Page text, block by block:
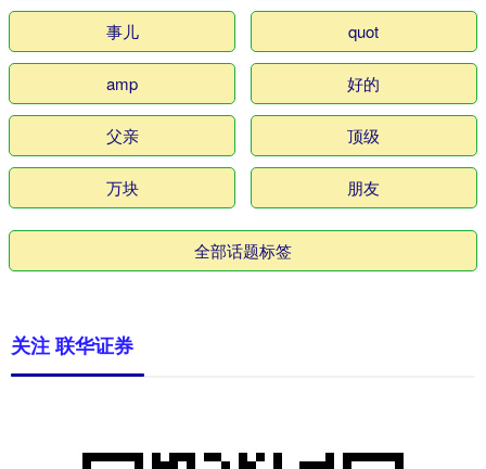
事儿 quot
amp 好的
父亲 顶级
万块 朋友
全部话题标签
关注 联华证券